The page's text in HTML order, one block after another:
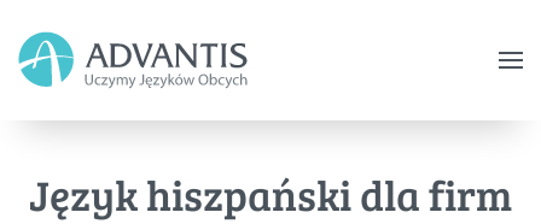
Skip
main
Język hiszpański dla firm